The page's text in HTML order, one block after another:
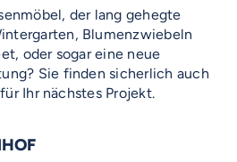
der lang gehegte
Blumenzwiebeln
oder sogar eine neue
Sie finden sicherlich auch
Ihr nächstes Projekt.